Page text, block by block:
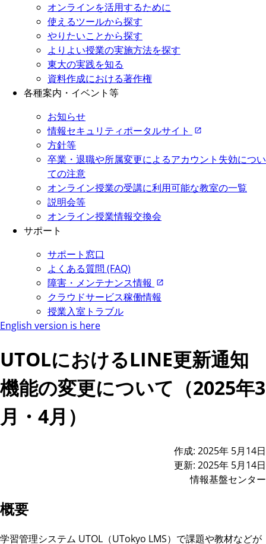
オンラインを活用するために
使えるツールから探す
やりたいことから探す
よりよい授業の実施方法を探す
東大の実践を知る
資料作成における著作権
各種案内・イベント等
お知らせ
情報セキュリティポータルサイト
方針等
卒業・退職や所属変更によるアカウント失効につい
ての注意
オンライン授業の受講に利用可能な教室の一覧
説明会等
オンライン授業情報交換会
サポート
サポート窓口
よくある質問 (FAQ)
障害・メンテナンス情報
クラウドサービス稼働情報
授業入室トラブル
English version is here
UTOLにおけるLINE更新通知
機能の変更について（2025年3
月・4月）
作成: 2025年 5月14日
更新: 2025年 5月14日
情報基盤センター
概要
学習管理システム UTOL（UTokyo LMS）で課題や教材などが